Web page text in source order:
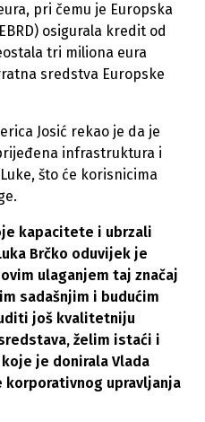
pri čemu je Europska
osigurala kredit od
tri miliona eura
sredstva Europske
Josić rekao je da je
infrastruktura i
što će korisnicima
kapacitete i ubrzali
Brčko oduvijek je
ulaganjem taj značaj
sadašnjim i budućim
još kvalitetniju
želim istaći i
je donirala Vlada
upravljanja